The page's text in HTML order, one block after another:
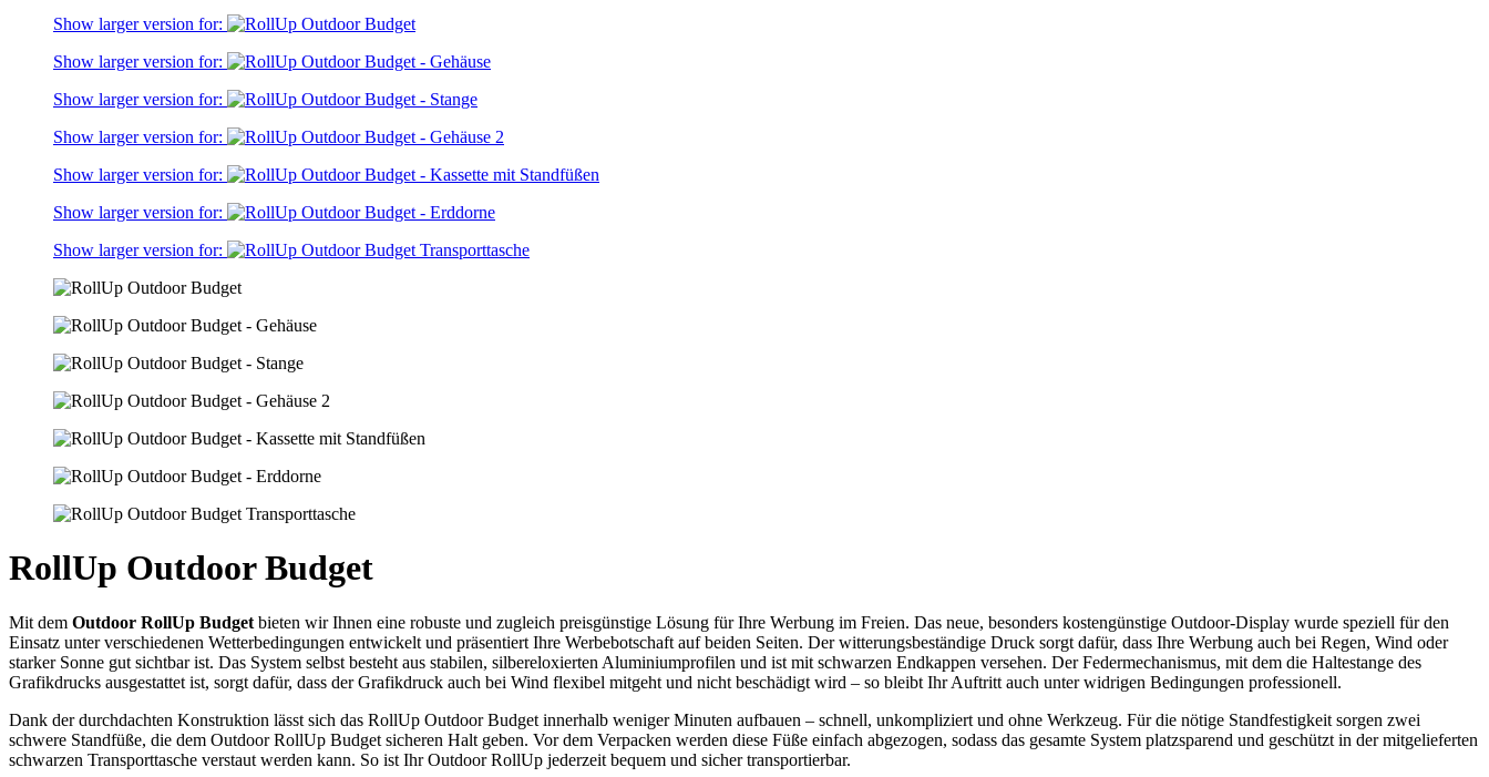
Show larger version for:
Show larger version for:
Show larger version for:
Show larger version for:
Show larger version for:
Show larger version for:
Show larger version for:
RollUp Outdoor Budget
Mit dem Outdoor RollUp Budget bieten wir Ihnen eine robuste und zugleich preisgünstige Lösung für Ihre Werbung im Freien. Das neue, besonders kostengünstige Outdoor-Display wurde speziell für den
Einsatz unter verschiedenen Wetterbedingungen entwickelt und präsentiert Ihre Werbebotschaft auf beiden Seiten. Der witterungsbeständige Druck sorgt dafür, dass Ihre Werbung auch bei Regen, Wind oder
starker Sonne gut sichtbar ist. Das System selbst besteht aus stabilen, silbereloxierten Aluminiumprofilen und ist mit schwarzen Endkappen versehen. Der Federmechanismus, mit dem die Haltestange des
Grafikdrucks ausgestattet ist, sorgt dafür, dass der Grafikdruck auch bei Wind flexibel mitgeht und nicht beschädigt wird – so bleibt Ihr Auftritt auch unter widrigen Bedingungen professionell.
Dank der durchdachten Konstruktion lässt sich das RollUp Outdoor Budget innerhalb weniger Minuten aufbauen – schnell, unkompliziert und ohne Werkzeug. Für die nötige Standfestigkeit sorgen zwei
schwere Standfüße, die dem Outdoor RollUp Budget sicheren Halt geben. Vor dem Verpacken werden diese Füße einfach abgezogen, sodass das gesamte System platzsparend und geschützt in der mitgelieferten
schwarzen Transporttasche verstaut werden kann. So ist Ihr Outdoor RollUp jederzeit bequem und sicher transportierbar.